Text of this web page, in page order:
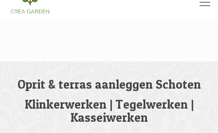
Oprit & terras aanleggen Schoten
Klinkerwerken | Tegelwerken |
Kasseiwerken